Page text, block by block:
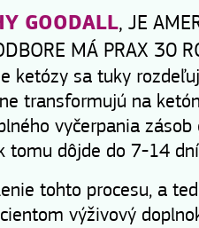
GOODALL, JE
MÁ PRAX 30
ketózy sa tuky
transformujú na
vyčerpania
tomu dôjde do 7-14
tohto procesu, a
výživový